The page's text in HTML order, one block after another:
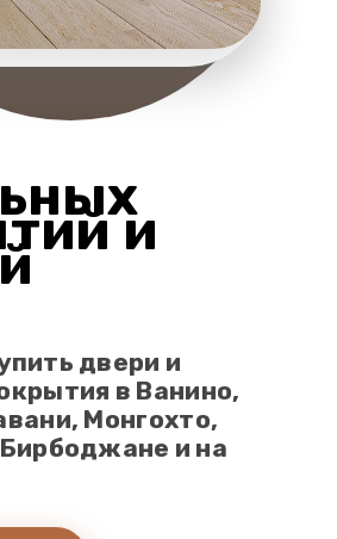
и
двери и
в Ванино,
Монгохто,
и на